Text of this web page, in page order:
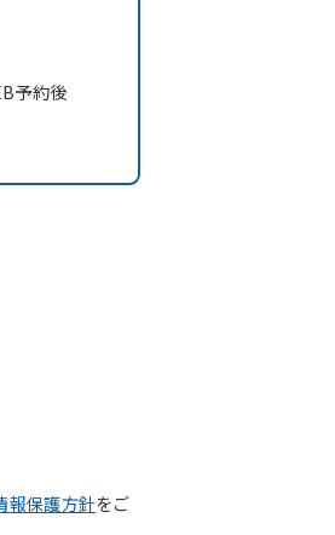
予約後
報保護方針をご